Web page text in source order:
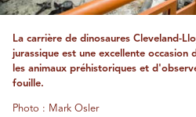
La carrière de dinosaures Cleveland-
jurassique est une excellente
les animaux préhistoriques et
fouille.
Photo : Mark Osler